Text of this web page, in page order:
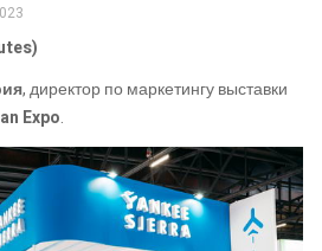
, директор по маркетингу выставки
Expo.